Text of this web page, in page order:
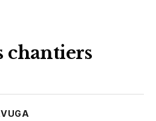
chantiers